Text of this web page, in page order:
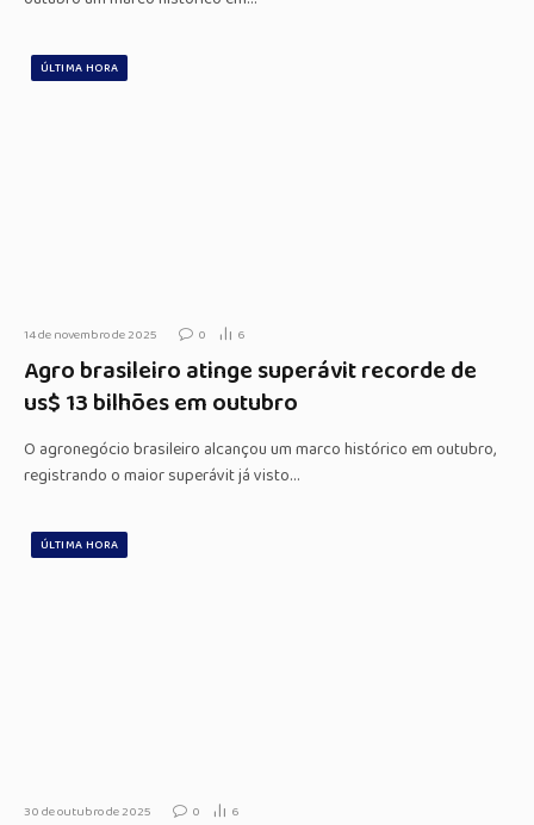
ÚLTIMA HORA
14 de novembro de 2025 0 6
Agro brasileiro atinge superávit recorde de
us$ 13 bilhões em outubro
O agronegócio brasileiro alcançou um marco histórico em outubro,
registrando o maior superávit já visto…
ÚLTIMA HORA
30 de outubro de 2025 0 6